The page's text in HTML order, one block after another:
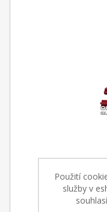
Použití
služby v